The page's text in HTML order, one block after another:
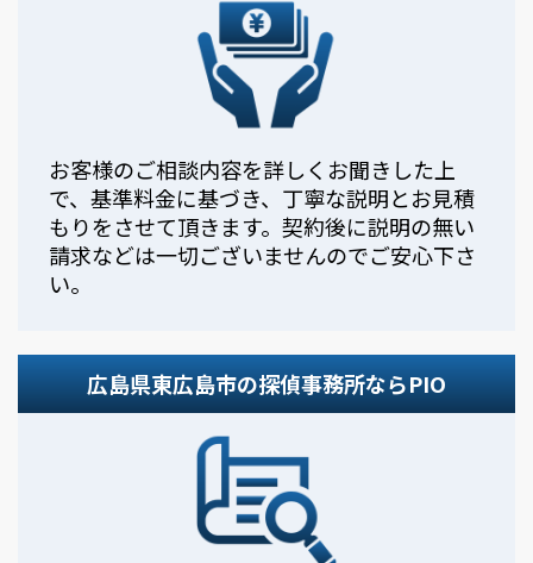
お客様のご相談内容を詳しくお聞きした上
で、基準料金に基づき、丁寧な説明とお見積
もりをさせて頂きます。契約後に説明の無い
請求などは一切ございませんのでご安心下さ
い。
広島県東広島市の探偵事務所ならPIO